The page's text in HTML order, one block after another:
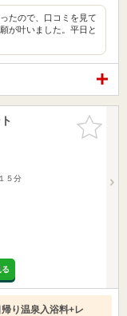
たので、口コミを見て
が叶いました。平日と
お気に入
りに追加
５分
り温泉入浴料+レ